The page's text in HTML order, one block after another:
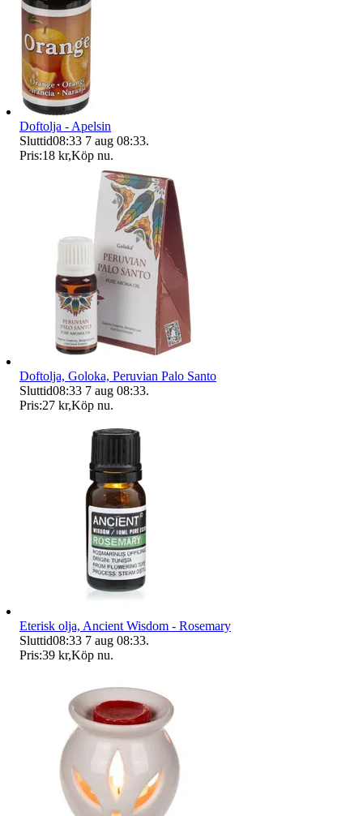
Doftolja - Apelsin
Sluttid08:33 7 aug 08:33.
Pris:18 kr,Köp nu.
Doftolja, Goloka, Peruvian Palo Santo
Sluttid08:33 7 aug 08:33.
Pris:27 kr,Köp nu.
Eterisk olja, Ancient Wisdom - Rosemary
Sluttid08:33 7 aug 08:33.
Pris:39 kr,Köp nu.